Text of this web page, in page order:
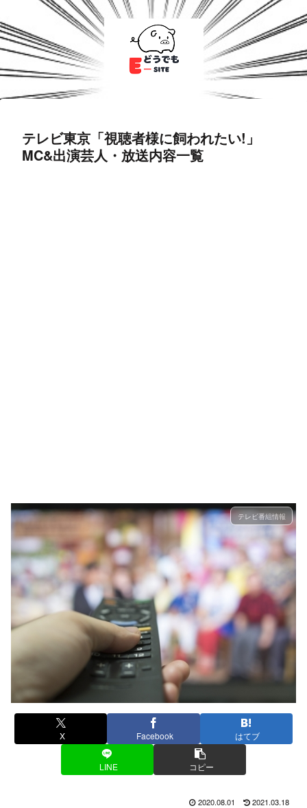
テレビ東京「視聴者様に飼われたい!」
MC&出演芸人・放送内容一覧
テレビ番組情報
X Facebook はてブ
LINE コピー
2020.08.01 2021.03.18